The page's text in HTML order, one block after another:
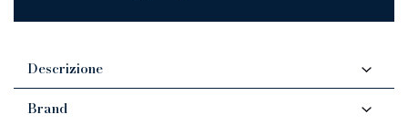
quantità
Descrizione
Brand